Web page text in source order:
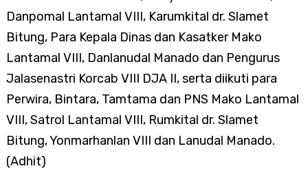
Danpomal Lantamal VIII, Karumkital dr. Slamet
Bitung, Para Kepala Dinas dan Kasatker Mako
Lantamal VIII, Danlanudal Manado dan Pengurus
Jalasenastri Korcab VIII DJA II, serta diikuti para
Perwira, Bintara, Tamtama dan PNS Mako Lantamal
VIII, Satrol Lantamal VIII, Rumkital dr. Slamet
Bitung, Yonmarhanlan VIII dan Lanudal Manado.
(Adhit)